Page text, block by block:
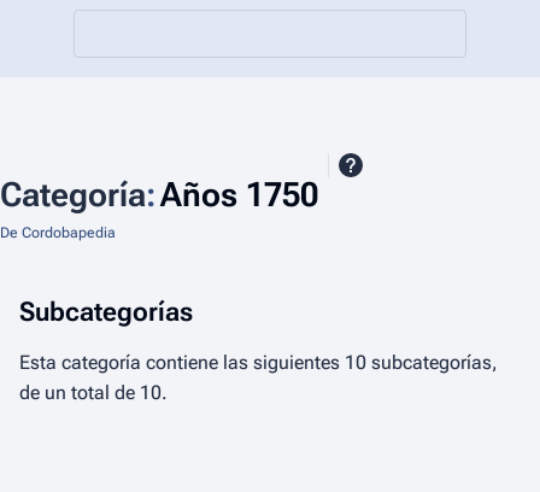
Categoría:Años 1750
De Cordobapedia
Subcategorías
Esta categoría contiene las siguientes 10 subcategorías,
de un total de 10.